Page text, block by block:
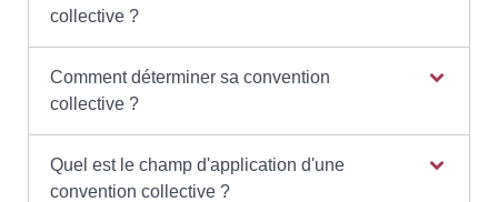
collective ?
Comment déterminer sa convention
collective ?
Quel est le champ d'application d'une
convention collective ?